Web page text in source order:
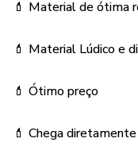
💄 Material de ótima
💄 Material Lúdico e
💄 Ótimo preço
💄 Chega